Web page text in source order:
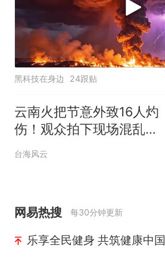
黑科技在身边 24跟贴
云南火把节意外致16人灼
伤！观众拍下现场混乱场
面！
台海风云
网易热搜 每30分钟更新
乐享全民健身 共筑健康中国